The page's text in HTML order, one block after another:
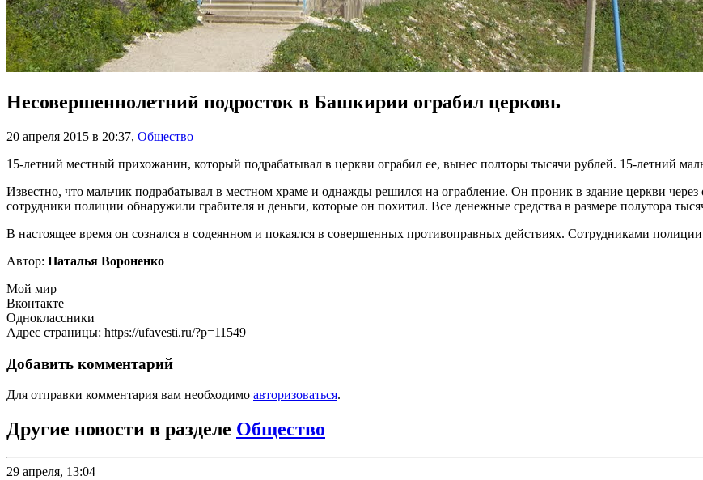
Несовершеннолетний подросток в Башкирии ограбил церковь
20 апреля 2015 в 20:37, Общество
15-летний местный прихожанин, который подрабатывал в церкви ограбил ее, вынес полторы тысячи рублей. 15-летний
Известно, что мальчик подрабатывал в местном храме и однажды решился на ограбление. Он проник в здание церкви
сотрудники полиции обнаружили грабителя и деньги, которые он похитил. Все денежные средства в размере полутора
В настоящее время он сознался в содеянном и покаялся в совершенных противоправных действиях. Сотрудниками
Автор: Наталья Вороненко
Мой мир
Вконтакте
Одноклассники
Адрес страницы: https://ufavesti.ru/?p=11549
Добавить комментарий
Для отправки комментария вам необходимо авторизоваться.
Другие новости в разделе Общество
29 апреля, 13:04